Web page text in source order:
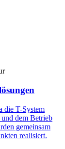
die T-System
dem Betrieb
gemeinsam
realisiert.